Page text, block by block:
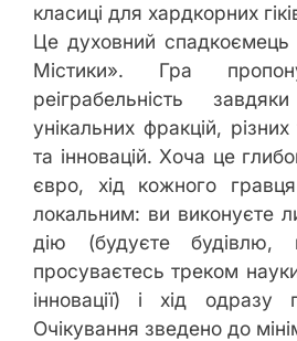
класиці для хардкорних
Це духовний спадкоємець
Містики». Гра
реіграбельність
унікальних фракцій,
та інновацій. Хоча це
євро, хід кожного
локальним: ви виконуєте
дію (будуєте будівлю,
просуваєтесь треком
інновації) і хід одразу
Очікування зведено до